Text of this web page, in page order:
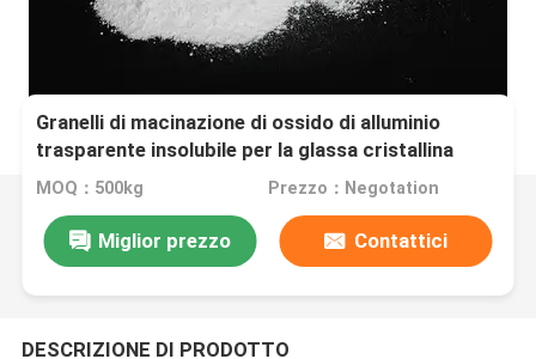
Granelli di macinazione di ossido di alluminio
trasparente insolubile per la glassa cristallina
MOQ：500kg Prezzo：Negotation
Miglior prezzo Contattici
DESCRIZIONE DI PRODOTTO